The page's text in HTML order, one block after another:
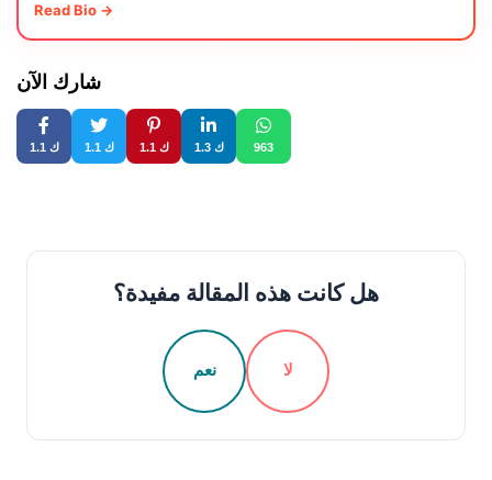
Read Bio →
شارك الآن
1.1 ك 1.1 ك 1.1 ك 1.3 ك 963
هل كانت هذه المقالة مفيدة؟
نعم لا